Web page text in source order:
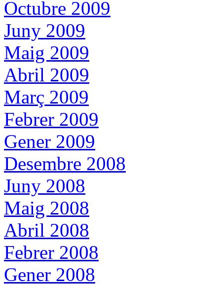
Octubre 2009
Juny 2009
Maig 2009
Abril 2009
Març 2009
Febrer 2009
Gener 2009
Desembre 2008
Juny 2008
Maig 2008
Abril 2008
Febrer 2008
Gener 2008